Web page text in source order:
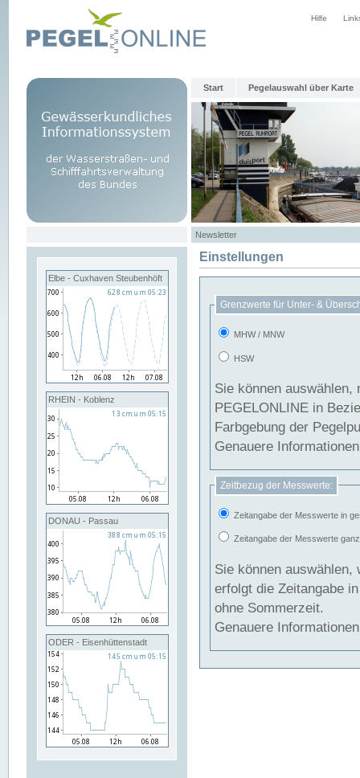
Hilfe
Start Pegelauswahl über Karte
Newsletter
Elbe - Cuxhaven Steubenhöft
RHEIN - Koblenz
DONAU - Passau
ODER - Eisenhüttenstadt
Einstellungen
Grenzwerte für Unter- &
MHW / MNW
HSW
Sie können
PEGELONLINE in Beziehung
Farbgebung der
Genauere
Zeitbezug der Messwerte:
Zeitangabe der Messwerte in
Zeitangabe der Messwerte
Sie können auswählen,
erfolgt die Zeitangabe
ohne Sommerzeit.
Genauere